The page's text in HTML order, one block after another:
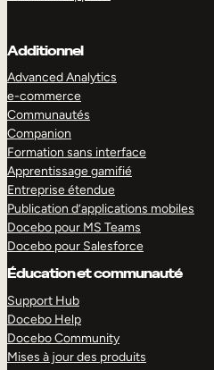
Additionnel
Advanced Analytics
e-commerce
Communautés
Companion
Formation sans interface
Apprentissage gamifié
Entreprise étendue
Publication d’applications mobiles
Docebo pour MS Teams
Docebo pour Salesforce
Éducation et communauté
Support Hub
Docebo Help
Docebo Community
Mises à jour des produits